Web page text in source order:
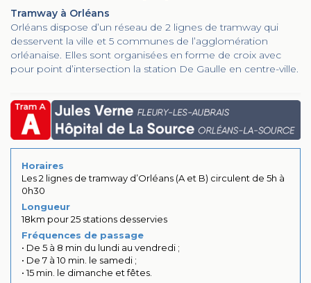
Tramway à Orléans
Orléans dispose d’un réseau de 2 lignes de tramway qui
desservent la ville et 5 communes de l’agglomération
orléanaise. Elles sont organisées en forme de croix avec
pour point d’intersection la station De Gaulle en centre-ville.
Horaires
Les 2 lignes de tramway d’Orléans (A et B) circulent de 5h à
0h30
Longueur
18km pour 25 stations desservies
Fréquences de passage
• De 5 à 8 min du lundi au vendredi ;
• De 7 à 10 min. le samedi ;
• 15 min. le dimanche et fêtes.